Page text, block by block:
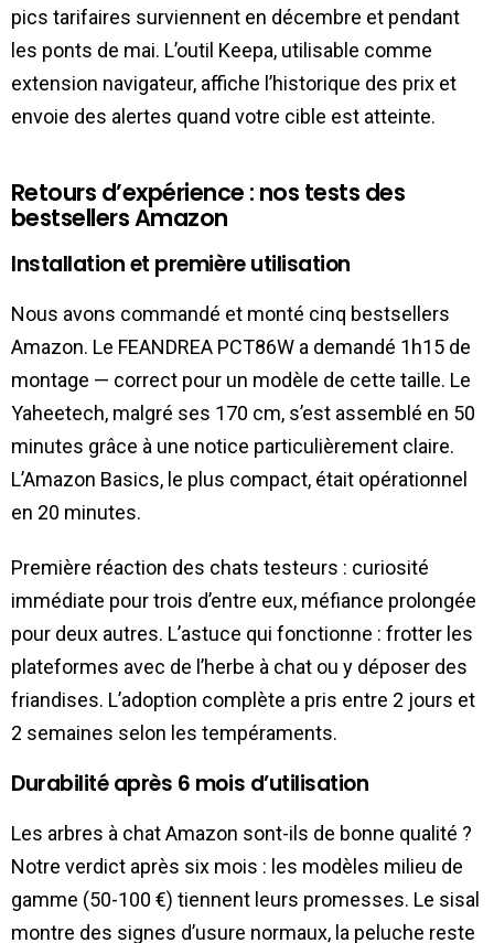
pics tarifaires surviennent en décembre et pendant
les ponts de mai. L’outil Keepa, utilisable comme
extension navigateur, affiche l’historique des prix et
envoie des alertes quand votre cible est atteinte.
Retours d’expérience : nos tests des
bestsellers Amazon
Installation et première utilisation
Nous avons commandé et monté cinq bestsellers
Amazon. Le FEANDREA PCT86W a demandé 1h15 de
montage — correct pour un modèle de cette taille. Le
Yaheetech, malgré ses 170 cm, s’est assemblé en 50
minutes grâce à une notice particulièrement claire.
L’Amazon Basics, le plus compact, était opérationnel
en 20 minutes.
Première réaction des chats testeurs : curiosité
immédiate pour trois d’entre eux, méfiance prolongée
pour deux autres. L’astuce qui fonctionne : frotter les
plateformes avec de l’herbe à chat ou y déposer des
friandises. L’adoption complète a pris entre 2 jours et
2 semaines selon les tempéraments.
Durabilité après 6 mois d’utilisation
Les arbres à chat Amazon sont-ils de bonne qualité ?
Notre verdict après six mois : les modèles milieu de
gamme (50-100 €) tiennent leurs promesses. Le sisal
montre des signes d’usure normaux, la peluche reste